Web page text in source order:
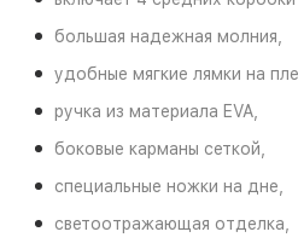
большая надежная молния,
удобные мягкие лямки на
ручка из материала EVA,
боковые карманы сеткой,
специальные ножки на дне,
светоотражающая отделка,